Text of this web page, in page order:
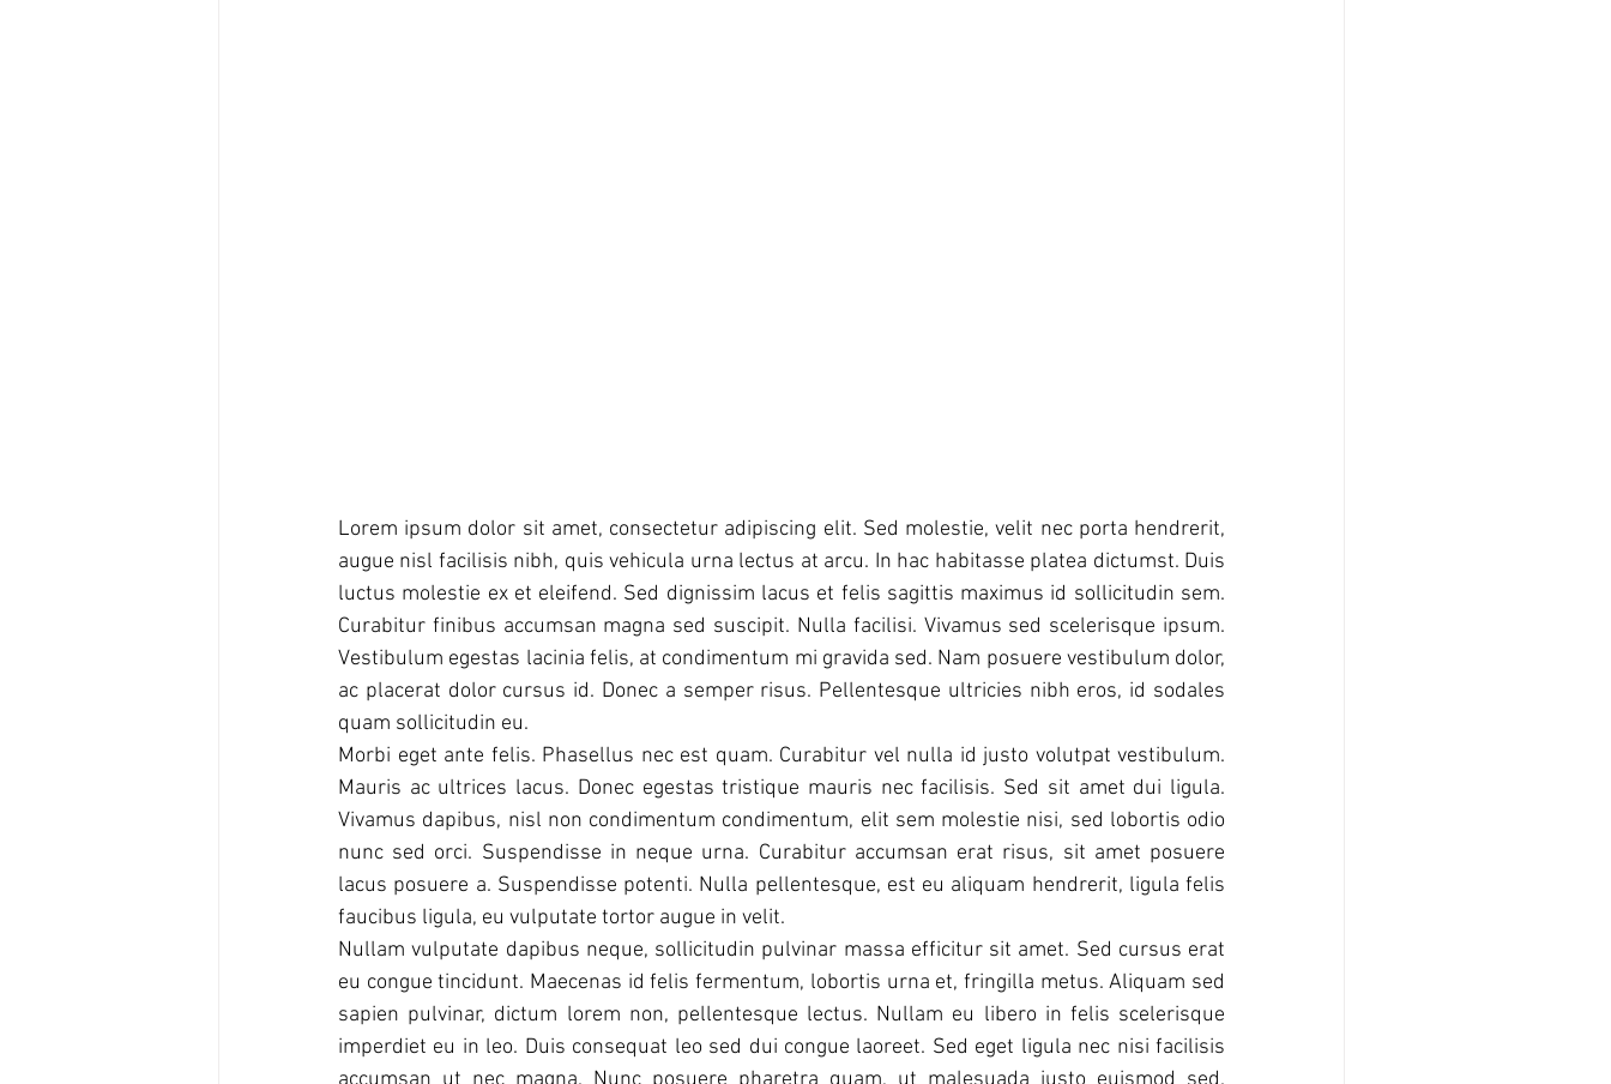
Lorem ipsum dolor sit amet, consectetur adipiscing elit. Sed molestie, velit nec porta hendrerit,
augue nisl facilisis nibh, quis vehicula urna lectus at arcu. In hac habitasse platea dictumst. Duis
luctus molestie ex et eleifend. Sed dignissim lacus et felis sagittis maximus id sollicitudin sem.
Curabitur finibus accumsan magna sed suscipit. Nulla facilisi. Vivamus sed scelerisque ipsum.
Vestibulum egestas lacinia felis, at condimentum mi gravida sed. Nam posuere vestibulum dolor,
ac placerat dolor cursus id. Donec a semper risus. Pellentesque ultricies nibh eros, id sodales
quam sollicitudin eu.
Morbi eget ante felis. Phasellus nec est quam. Curabitur vel nulla id justo volutpat vestibulum.
Mauris ac ultrices lacus. Donec egestas tristique mauris nec facilisis. Sed sit amet dui ligula.
Vivamus dapibus, nisl non condimentum condimentum, elit sem molestie nisi, sed lobortis odio
nunc sed orci. Suspendisse in neque urna. Curabitur accumsan erat risus, sit amet posuere
lacus posuere a. Suspendisse potenti. Nulla pellentesque, est eu aliquam hendrerit, ligula felis
faucibus ligula, eu vulputate tortor augue in velit.
Nullam vulputate dapibus neque, sollicitudin pulvinar massa efficitur sit amet. Sed cursus erat
eu congue tincidunt. Maecenas id felis fermentum, lobortis urna et, fringilla metus. Aliquam sed
sapien pulvinar, dictum lorem non, pellentesque lectus. Nullam eu libero in felis scelerisque
imperdiet eu in leo. Duis consequat leo sed dui congue laoreet. Sed eget ligula nec nisi facilisis